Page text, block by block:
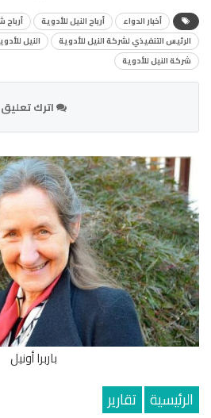
أخبار الدواء أرباح النيل للأدوية
أرباح
الرئيس التنفيذي لشركة النيل للأدوية
النيل
شركة النيل للأدوية
اترك تعليق
باربرا أونيل
الرئيسية تقارير